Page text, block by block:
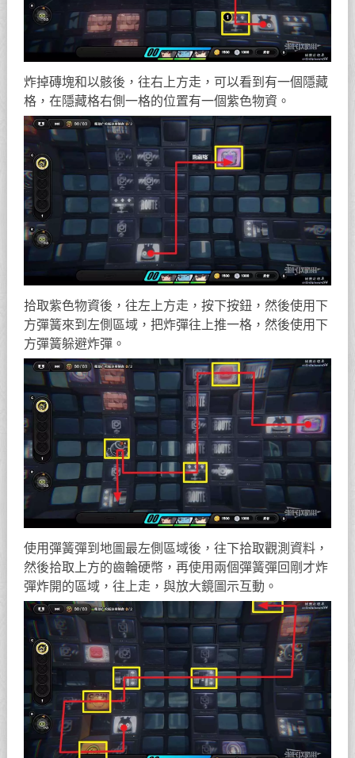
炸掉磚塊和以骸後，往右上方走，可以看到有一個隱藏
格，在隱藏格右側一格的位置有一個紫色物資。
拾取紫色物資後，往左上方走，按下按鈕，然後使用下
方彈簧來到左側區域，把炸彈往上推一格，然後使用下
方彈簧躲避炸彈。
使用彈簧彈到地圖最左側區域後，往下拾取觀測資料，
然後拾取上方的齒輪硬幣，再使用兩個彈簧彈回剛才炸
彈炸開的區域，往上走，與放大鏡圖示互動。